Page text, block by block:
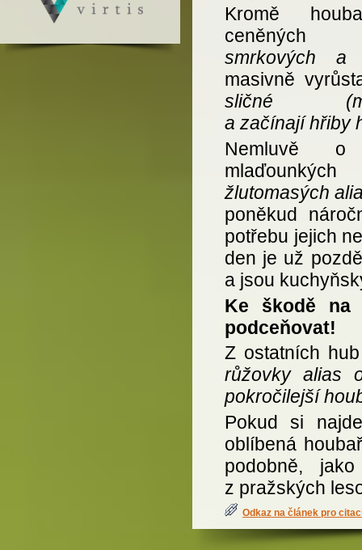
Kromě
smrkových a
masivně
sličné
a začínají hřiby
Nemluvě o
žlutomasých
poněkud
potřebu jejich
den je už
a jsou
Ke škodě na
podceňovat!
Z ostatních
růžovky alias
pokročilejší
Pokud si
oblíbená
podobně,
z pražských
Odkaz na článek pro